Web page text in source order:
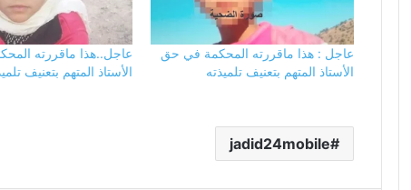
عاجل : هذا ماقررته المحكمة في حق
الأستاذ المتهم بتعنيف تلميذته
عاجل..هذا ماقررته
الأستاذ المتهم بتعنيف
jadid24mobile